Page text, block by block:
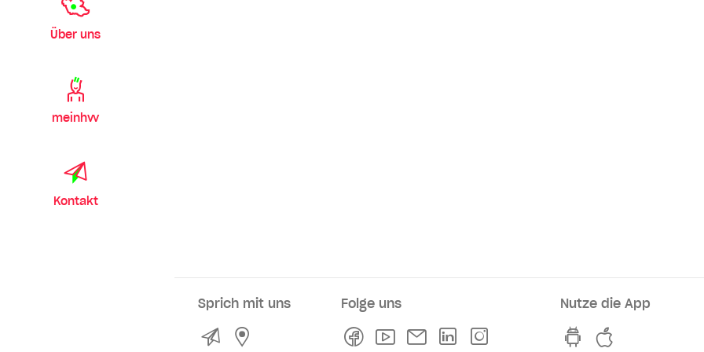
Über uns
meinhvv
Kontakt
Sprich mit uns
KontaktService- und Verkaufsstellen
Folge uns
FacebookYoutubeNewsletterLinkedln
Nutze die App
hvv switch App